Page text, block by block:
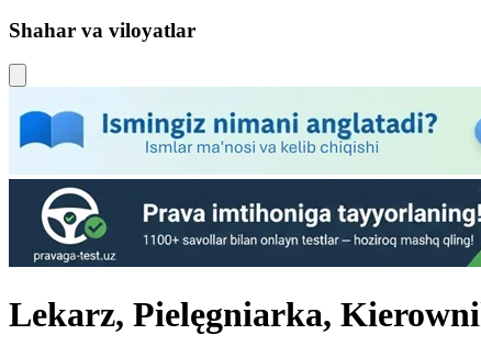
Shahar va viloyatlar
Lekarz, Pielęgniarka,